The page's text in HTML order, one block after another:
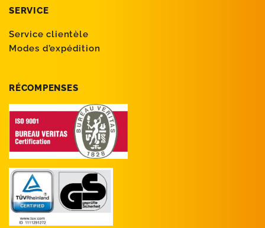
SERVICE
Service clientèle
Modes d’expédition
RÉCOMPENSES